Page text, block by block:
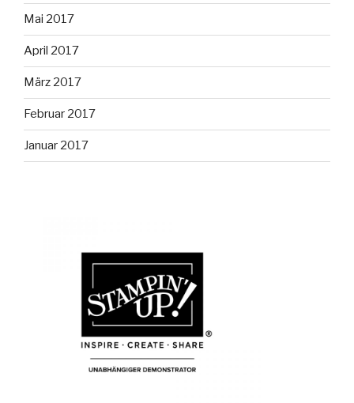
Mai 2017
April 2017
März 2017
Februar 2017
Januar 2017